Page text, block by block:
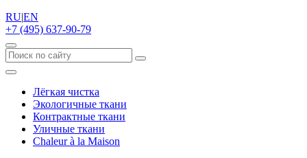
RU|EN
+7 (495) 637-90-79
Лёгкая чистка
Экологичные ткани
Контрактные ткани
Уличные ткани
Сhaleur à la Maison